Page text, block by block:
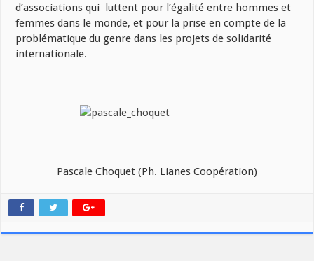
d’associations qui luttent pour l’égalité entre hommes et
femmes dans le monde, et pour la prise en compte de la
problématique du genre dans les projets de solidarité
internationale.
Pascale Choquet (Ph. Lianes Coopération)